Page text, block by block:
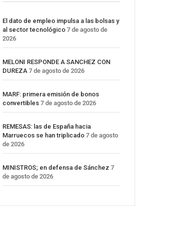
El dato de empleo impulsa a las bolsas y
al sector tecnológico 7 de agosto de
2026
MELONI RESPONDE A SANCHEZ CON
DUREZA 7 de agosto de 2026
MARF: primera emisión de bonos
convertibles 7 de agosto de 2026
REMESAS: las de España hacia
Marruecos se han triplicado 7 de agosto
de 2026
MINISTROS; en defensa de Sánchez 7
de agosto de 2026